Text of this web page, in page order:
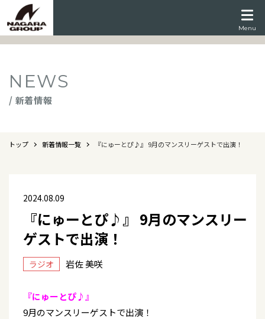
Menu
NEWS
/ 新着情報
トップ 新着情報一覧 『にゅーとぴ♪』 9月のマンスリーゲストで出演！
2024.08.09
『にゅーとぴ♪』 9月のマンスリー
ゲストで出演！
ラジオ 岩佐 美咲
『にゅーとぴ♪』
9月のマンスリーゲストで出演！